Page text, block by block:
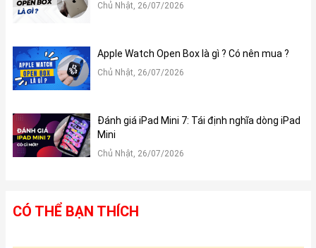
Chủ Nhật, 26/07/2026
Apple Watch Open Box là gì ? Có nên mua ?
Chủ Nhật, 26/07/2026
Đánh giá iPad Mini 7: Tái định nghĩa dòng iPad
Mini
Chủ Nhật, 26/07/2026
CÓ THỂ BẠN THÍCH